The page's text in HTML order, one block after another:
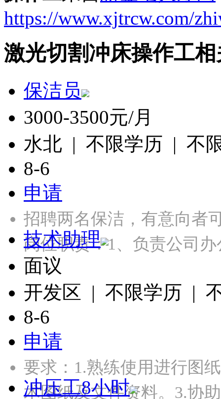
https://www.xjtrcw.com/
激光切割冲床操作工
保洁员
3000-3500元/月
水北 | 不限学历 | 不
8-6
申请
招聘两名保洁，有意向者
岗位职责：1、负责公司
技术助理
面议
开发区 | 不限学历 |
8-6
申请
要求：1.熟练使用进行图
术图纸及文件资料。3.协
冲压工8小时